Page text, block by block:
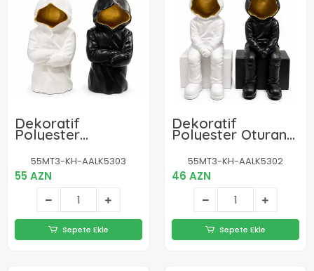
Dekoratif
Polyester
Astronot Biblosu
Alk5303
55MT3-KH-AALK5303
55 AZN
Sepete Ekle
Dekoratif
Polyester Oturan
Astronot Biblosu
Alk5302
55MT3-KH-AALK5302
46 AZN
Sepete Ekle